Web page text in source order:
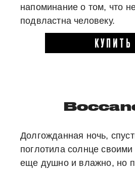
напоминание о том, что
подвластна человеку.
КУПИТЬ
Долгожданная ночь,
поглотила солнце
еще душно и влажно, но